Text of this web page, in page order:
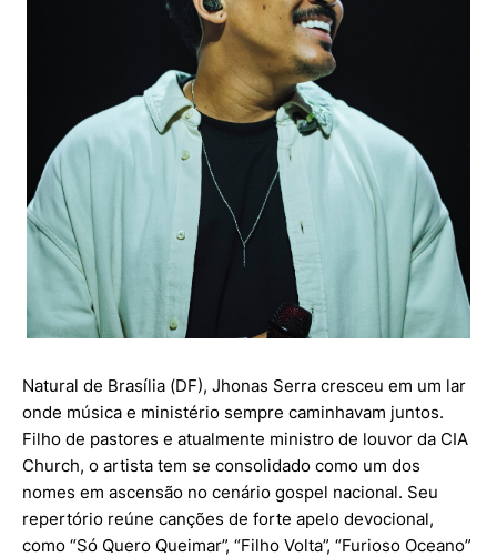
Natural de Brasília (DF), Jhonas Serra cresceu em um lar
onde música e ministério sempre caminhavam juntos.
Filho de pastores e atualmente ministro de louvor da CIA
Church, o artista tem se consolidado como um dos
nomes em ascensão no cenário gospel nacional. Seu
repertório reúne canções de forte apelo devocional,
como “Só Quero Queimar”, “Filho Volta”, “Furioso Oceano”